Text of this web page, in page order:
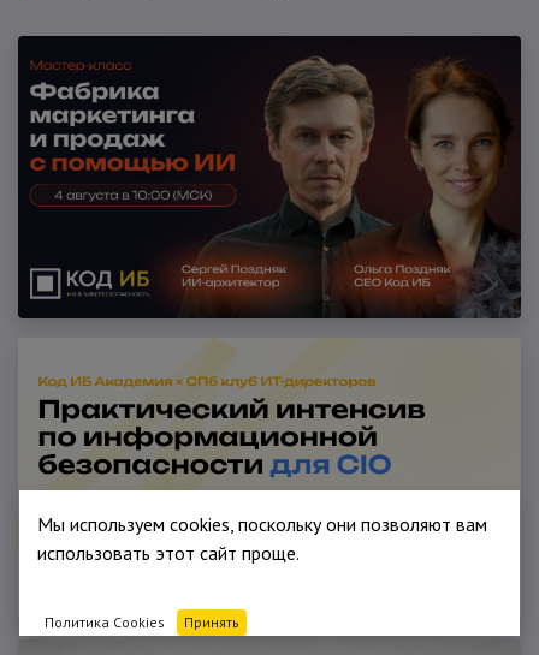
Мы используем cookies, поскольку они позволяют вам
использовать этот сайт проще.
Политика Cookies Принять